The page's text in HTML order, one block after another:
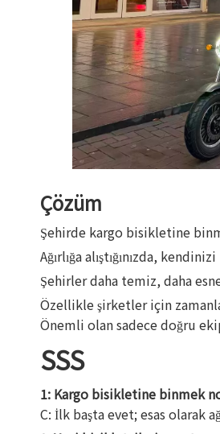
Çözüm
Şehirde kargo bisikletine
Ağırlığa alıştığınızda,
Şehirler daha temiz, daha
Özellikle şirketler için
Önemli olan sadece doğru
SSS
1: Kargo bisikletine binmek
C: İlk başta evet; esas olarak